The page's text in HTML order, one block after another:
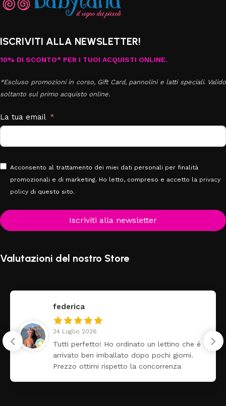
ISCRIVITI ALLA NEWSLETTER!
10% DI SCONTO* PER I TUOI ACQUISTI ONLINE.
*Escluso promozioni in corso, Gift Card, pannolini e latti speciali. Valido
soltanto sul primo acquisto online.
La tua email
Acconsento al trattamento dei miei dati personali per finalità
promozionali e di marketing. Ho letto, compreso e accetto la privacy
policy di questo sito.
Iscriviti alla newsletter
Valutazioni del nostro Store
federica
24 Luglio 2026
Tutti perfetto! Ho ordinato un lettino che é
arrivato ben imballato dopo pochi giorni.
Prezzo ottimi rispetto la concorrenza